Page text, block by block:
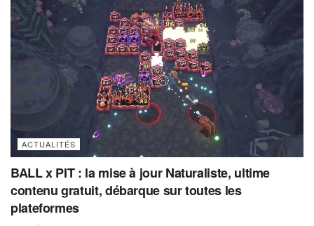
ACTUALITÉS
BALL x PIT : la mise à jour Naturaliste, ultime
contenu gratuit, débarque sur toutes les
plateformes